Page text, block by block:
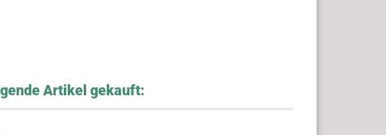
Artikel gekauft: